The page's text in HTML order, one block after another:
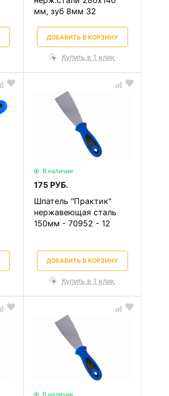
мм, зуб 8мм 32
ДОБАВИТЬ В КОРЗИНУ
Купить в 1 клик
В наличии
175 РУБ.
Шпатель "Практик"
нержавеющая сталь
150мм - 70952 - 12
ДОБАВИТЬ В КОРЗИНУ
Купить в 1 клик
В наличии